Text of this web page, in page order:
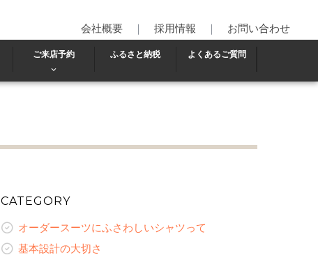
会社概要 ｜ 採用情報 ｜ お問い合わせ
ご来店予約 ふるさと納税 よくあるご質問
CATEGORY
オーダースーツにふさわしいシャツって
基本設計の大切さ